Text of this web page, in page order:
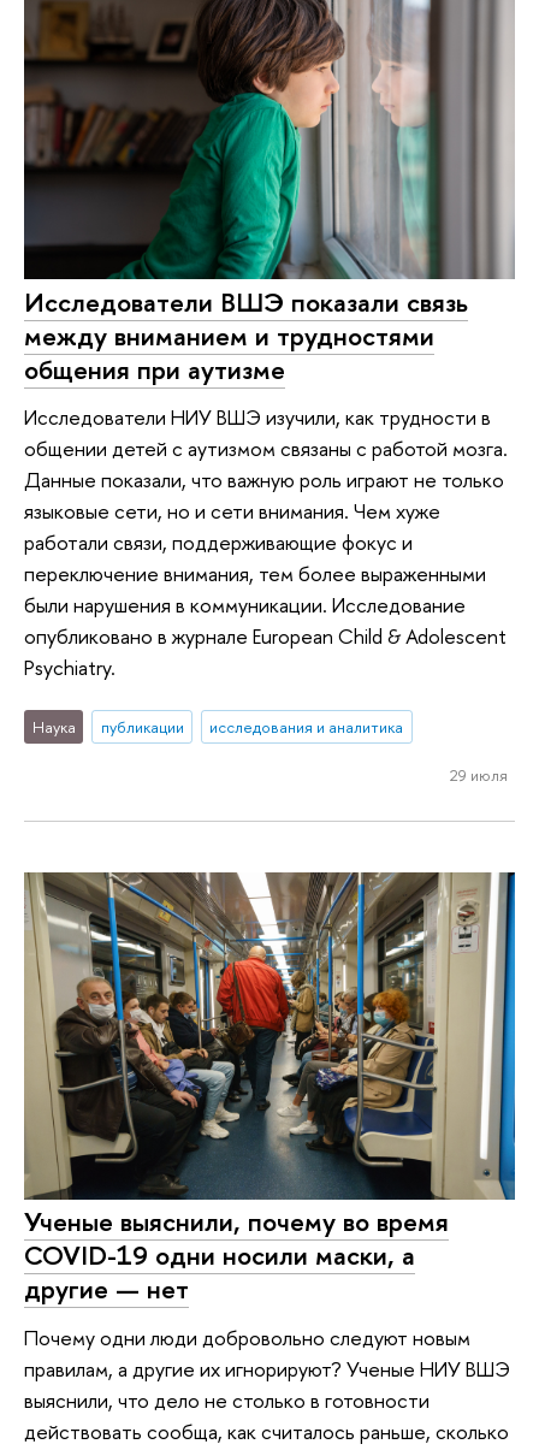
Исследователи ВШЭ показали связь
между вниманием и трудностями
общения при аутизме
Исследователи НИУ ВШЭ изучили, как трудности в
общении детей с аутизмом связаны с работой мозга.
Данные показали, что важную роль играют не только
языковые сети, но и сети внимания. Чем хуже
работали связи, поддерживающие фокус и
переключение внимания, тем более выраженными
были нарушения в коммуникации. Исследование
опубликовано в журнале European Child & Adolescent
Psychiatry.
Наука публикации исследования и аналитика
29 июля
Ученые выяснили, почему во время
COVID-19 одни носили маски, а
другие — нет
Почему одни люди добровольно следуют новым
правилам, а другие их игнорируют? Ученые НИУ ВШЭ
выяснили, что дело не столько в готовности
действовать сообща, как считалось раньше, сколько